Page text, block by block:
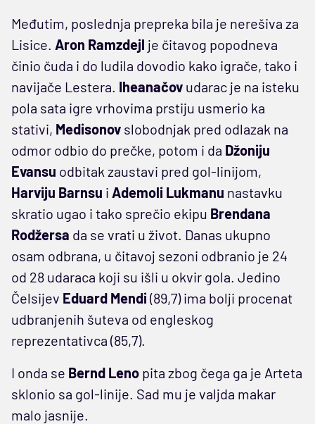
Međutim, poslednja prepreka bila je nerešiva za
Lisice. Aron Ramzdejl je čitavog popodneva
činio čuda i do ludila dovodio kako igrače, tako i
navijače Lestera. Iheanačov udarac je na isteku
pola sata igre vrhovima prstiju usmerio ka
stativi, Medisonov slobodnjak pred odlazak na
odmor odbio do prečke, potom i da Džoniju
Evansu odbitak zaustavi pred gol-linijom,
Harviju Barnsu i Ademoli Lukmanu nastavku
skratio ugao i tako sprečio ekipu Brendana
Rodžersa da se vrati u život. Danas ukupno
osam odbrana, u čitavoj sezoni odbranio je 24
od 28 udaraca koji su išli u okvir gola. Jedino
Čelsijev Eduard Mendi (89,7) ima bolji procenat
udbranjenih šuteva od engleskog
reprezentativca (85,7).
I onda se Bernd Leno pita zbog čega ga je Arteta
sklonio sa gol-linije. Sad mu je valjda makar
malo jasnije.